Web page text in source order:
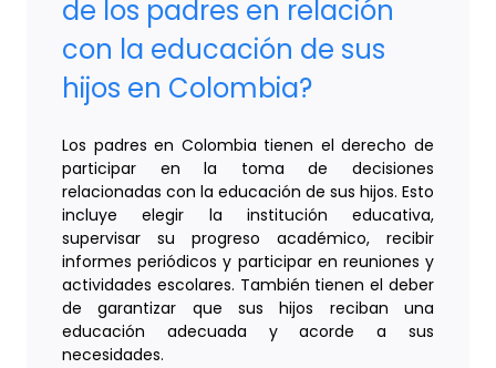
de los padres en relación
con la educación de sus
hijos en Colombia?
Los padres en Colombia tienen el derecho de
participar en la toma de decisiones
relacionadas con la educación de sus hijos. Esto
incluye elegir la institución educativa,
supervisar su progreso académico, recibir
informes periódicos y participar en reuniones y
actividades escolares. También tienen el deber
de garantizar que sus hijos reciban una
educación adecuada y acorde a sus
necesidades.